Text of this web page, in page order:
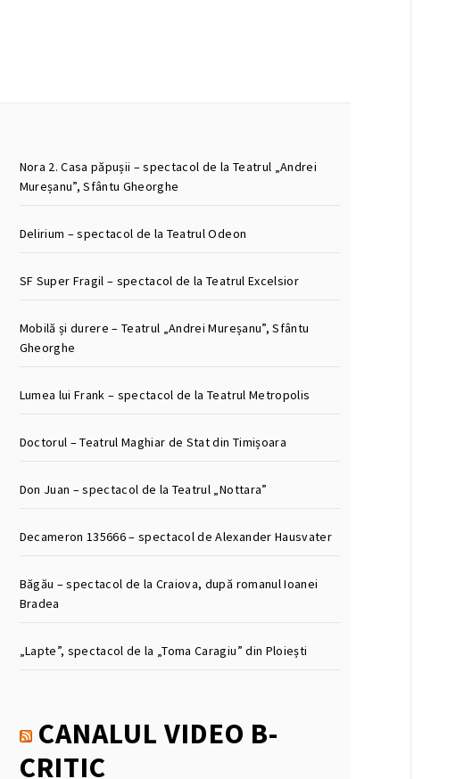
Nora 2. Casa păpușii – spectacol de la Teatrul „Andrei
Mureșanu”, Sfântu Gheorghe
Delirium – spectacol de la Teatrul Odeon
SF Super Fragil – spectacol de la Teatrul Excelsior
Mobilă și durere – Teatrul „Andrei Mureșanu”, Sfântu
Gheorghe
Lumea lui Frank – spectacol de la Teatrul Metropolis
Doctorul – Teatrul Maghiar de Stat din Timișoara
Don Juan – spectacol de la Teatrul „Nottara”
Decameron 135666 – spectacol de Alexander Hausvater
Băgău – spectacol de la Craiova, după romanul Ioanei
Bradea
„Lapte”, spectacol de la „Toma Caragiu” din Ploiești
CANALUL VIDEO B-
CRITIC